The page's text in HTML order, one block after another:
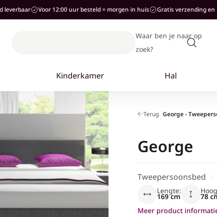
leverbaar Voor 12:00 uur besteld = morgen in huis Gratis verzending
Waar ben je naar op
zoek?
Terug George -
George
Tweepersoonsbed
Lengte:
169 cm
78
Meer product